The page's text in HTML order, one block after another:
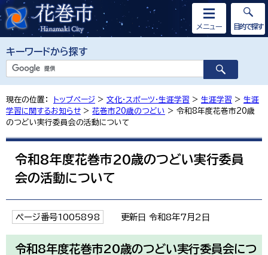
キーワードから探す
メニュー 目的で探す
現在の位置： トップページ > 文化・スポーツ・生涯学習 > 生涯学習 > 生涯
学習に関するお知らせ > 花巻市20歳のつどい > 令和8年度花巻市20歳
のつどい実行委員会の活動について
令和8年度花巻市20歳のつどい実行委員
会の活動について
ページ番号1005898 更新日 令和8年7月2日
令和8年度花巻市20歳のつどい実行委員会につ